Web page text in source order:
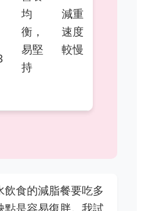
均
衡，
易堅
持
減重
速度
較慢
食的減脂餐要吃多